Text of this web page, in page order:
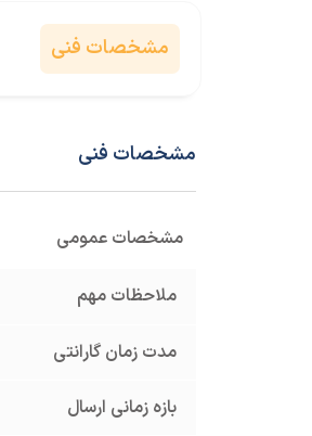
مشخصات فنی
مشخصات فنی
مشخصات عمومی
ملاحظات مهم
مدت زمان گارانتی
بازه زمانی ارسال